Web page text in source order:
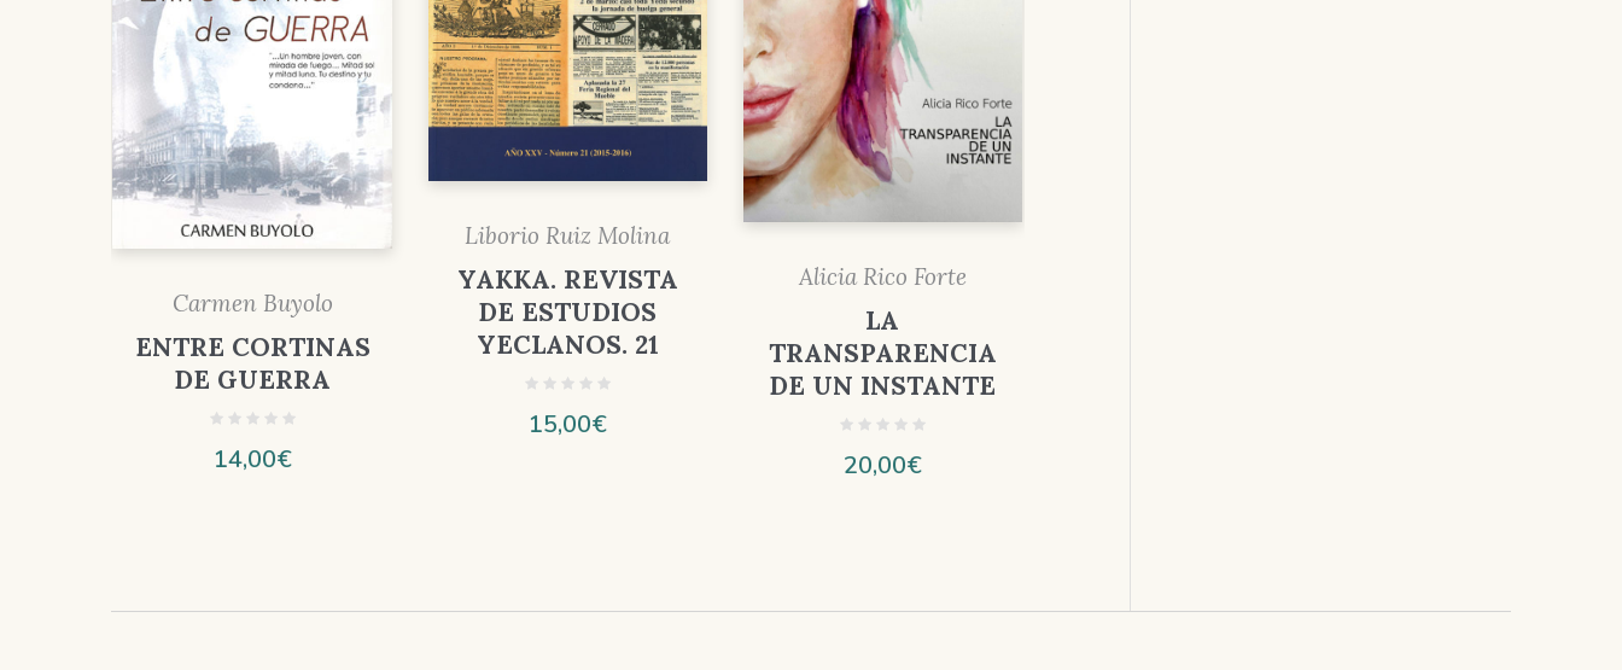
Carmen Buyolo
ENTRE CORTINAS
DE GUERRA
14,00€
Liborio Ruiz Molina
YAKKA. REVISTA
DE ESTUDIOS
YECLANOS. 21
15,00€
Alicia Rico Forte
LA
TRANSPARENCIA
DE UN INSTANTE
20,00€